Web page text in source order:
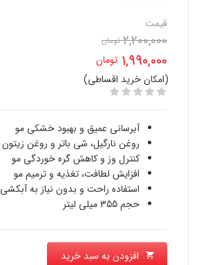
قیمت
2,200,000 تومان
اصلی
بود.
1,990,000 تومان
قیمت
فعلی
1,990,000 تومان
است.
(امکان خرید اقساطی)
آبرسانی عمیق و بهبود خشکی مو
روغن نارگیل، شی باتر و روغن زیتون
کنترل وز و کاهش گره خوردگی مو
افزایش لطافت، تغذیه و ترمیم مو
استفاده راحت و بدون نیاز به آبکشی
حجم 355 میلی لیتر
افزودن به سبد خرید